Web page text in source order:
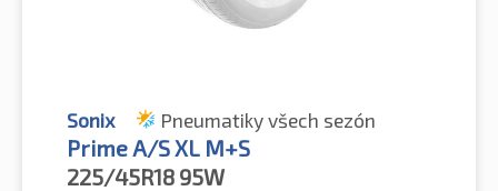
Sonix Pneumatiky všech sezón
Prime A/S XL M+S
225/45R18 95W